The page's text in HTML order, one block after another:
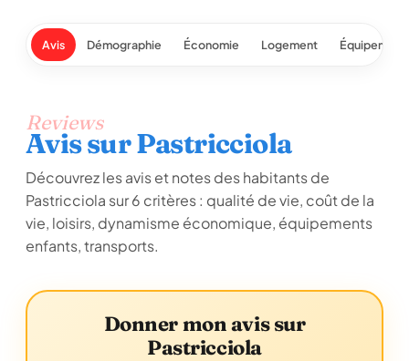
Avis Démographie Économie Logement
Reviews
Avis sur Pastricciola
Découvrez les avis et notes des habitants de
Pastricciola sur 6 critères : qualité de vie, coût de la
vie, loisirs, dynamisme économique, équipements
enfants, transports.
Donner mon avis sur
Pastricciola